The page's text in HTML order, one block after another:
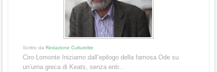
Scritto da Redazione Culturelite
Ciro Lomonte Iniziamo dall’epilogo della famosa Ode su
un’urna greca di Keats, senza entr...